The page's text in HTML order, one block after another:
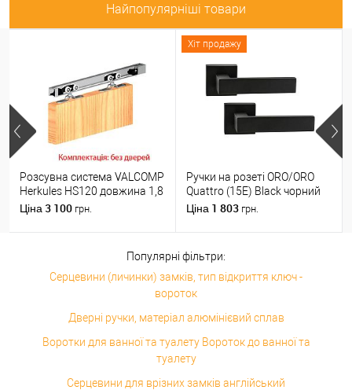
Найпопулярніші товари
Розсувна система VALCOMP
Herkules HS120 довжина 1,8
м на 1 полотно вагою до
Ціна 3 100 грн.
Хіт продажу
Ручки на розеті ORO/ORO
Quattro (15E) Black чорний
матовий
Ціна 1 803 грн.
Популярні фільтри:
Серцевини (личинки) замків, тип відкриття ключ -
вороток
Дверні ручки, матеріал алюмінієвий сплав
Воротки для ванної та туалету Вороток до ванної та
туалету
Серцевини для врізних замків англійський